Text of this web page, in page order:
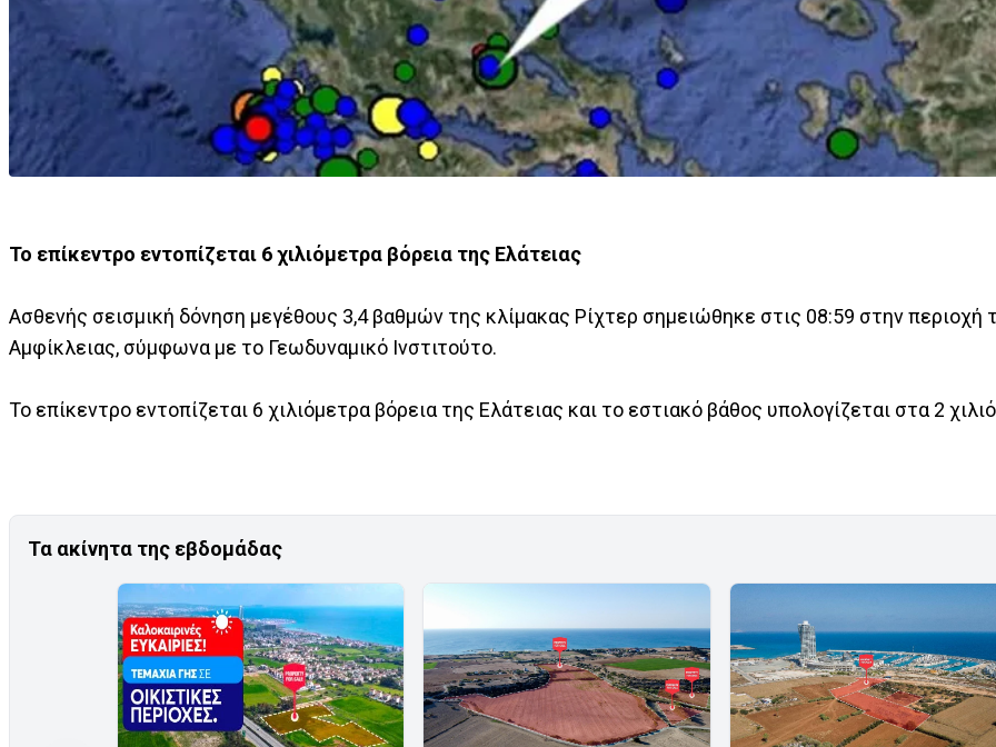
Το επίκεντρο εντοπίζεται 6 χιλιόμετρα βόρεια της Ελάτειας
Ασθενής σεισμική δόνηση μεγέθους 3,4 βαθμών της κλίμακας Ρίχτερ σημειώθηκε στις 08:59 στην περιοχή
Αμφίκλειας, σύμφωνα με το Γεωδυναμικό Ινστιτούτο.
Το επίκεντρο εντοπίζεται 6 χιλιόμετρα βόρεια της Ελάτειας και το εστιακό βάθος υπολογίζεται στα 2
Τα ακίνητα της εβδομάδας